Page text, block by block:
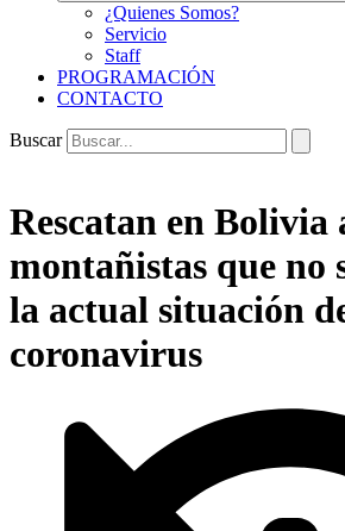
¿Quienes Somos?
Servicio
Staff
PROGRAMACIÓN
CONTACTO
Buscar
Rescatan en Bolivia
montañistas que no
la actual situación
coronavirus